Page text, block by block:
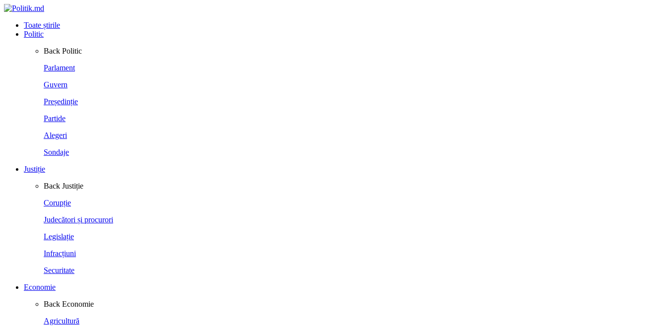
Toate știrile
Politic
Back Politic
Parlament
Guvern
Președinție
Partide
Alegeri
Sondaje
Justiție
Back Justiție
Corupție
Judecători și procurori
Legislație
Infracțiuni
Securitate
Economie
Back Economie
Agricultură